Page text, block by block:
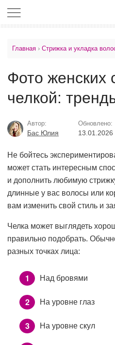
Главная › Стрижка и укладка
Фото женских
челкой:
Автор:
Бас Юлия
Обновлено:
13.01.2026
Не бойтесь
может стать интересным
и дополнить любимую
длинные у вас волосы или
вам изменить свой стиль и
Челка может выглядеть
правильно подобрать.
разных точках лица:
Над бровями
На уровне глаз
На уровне скул